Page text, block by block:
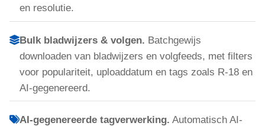
en resolutie.
Bulk bladwijzers & volgen. Batchgewijs
downloaden van bladwijzers en volgfeeds, met filters
voor populariteit, uploaddatum en tags zoals R-18 en
AI-gegenereerd.
AI-gegenereerde tagverwerking. Automatisch AI-